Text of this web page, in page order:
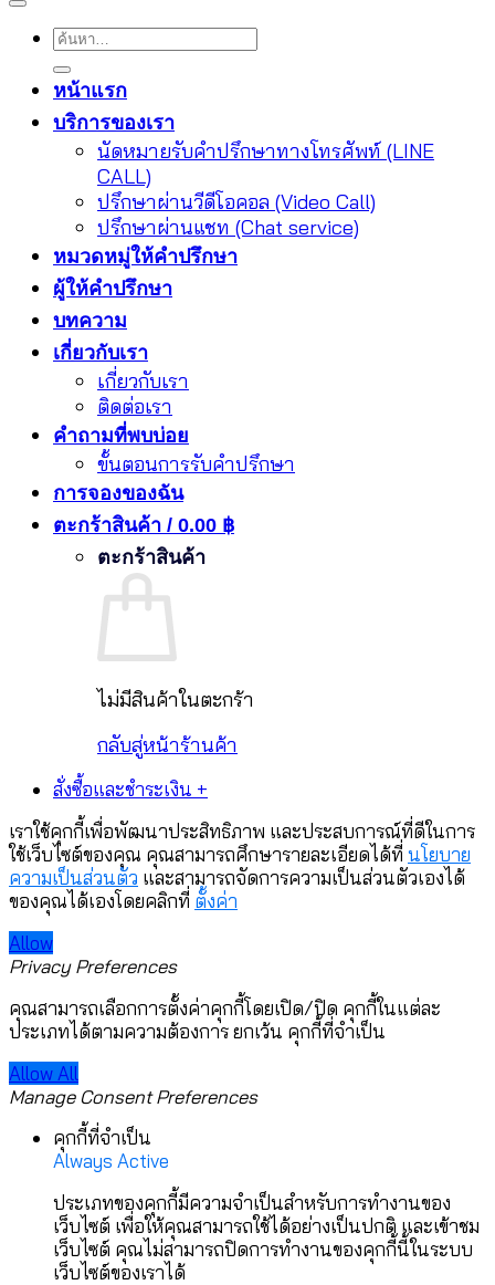
ค้นหา:
หน้าแรก
บริการของเรา
นัดหมายรับคำปรึกษาทางโทรศัพท์ (LINE
CALL)
ปรึกษาผ่านวีดีโอคอล (Video Call)
ปรึกษาผ่านแชท (Chat service)
หมวดหมู่ให้คำปรึกษา
ผู้ให้คำปรึกษา
บทความ
เกี่ยวกับเรา
เกี่ยวกับเรา
ติดต่อเรา
คำถามที่พบบ่อย
ขั้นตอนการรับคำปรึกษา
การจองของฉัน
ตะกร้าสินค้า / 0.00 ฿
ตะกร้าสินค้า
ไม่มีสินค้าในตะกร้า
กลับสู่หน้าร้านค้า
สั่งซื้อและชำระเงิน +
เราใช้คุกกี้เพื่อพัฒนาประสิทธิภาพ และประสบการณ์ที่ดีในการ
ใช้เว็บไซต์ของคุณ คุณสามารถศึกษารายละเอียดได้ที่ นโยบาย
ความเป็นส่วนตัว และสามารถจัดการความเป็นส่วนตัวเองได้
ของคุณได้เองโดยคลิกที่ ตั้งค่า
Allow
Privacy Preferences
คุณสามารถเลือกการตั้งค่าคุกกี้โดยเปิด/ปิด คุกกี้ในแต่ละ
ประเภทได้ตามความต้องการ ยกเว้น คุกกี้ที่จำเป็น
Allow All
Manage Consent Preferences
คุกกี้ที่จำเป็น
Always Active
ประเภทของคุกกี้มีความจำเป็นสำหรับการทำงานของ
เว็บไซต์ เพื่อให้คุณสามารถใช้ได้อย่างเป็นปกติ และเข้าชม
เว็บไซต์ คุณไม่สามารถปิดการทำงานของคุกกี้นี้ในระบบ
เว็บไซต์ของเราได้